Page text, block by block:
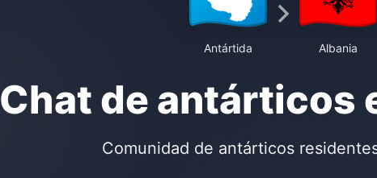
Antártida Albania
Chat de antárticos
Comunidad de antárticos